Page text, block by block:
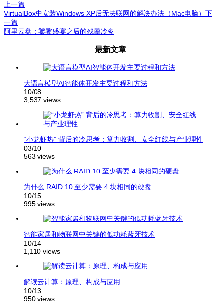
上一篇
VirtualBox中安装Windows XP后无法联网的解决办法（Mac电脑） 下
一篇
阿里云盘：饕餮盛宴之后的残羹冷炙
最新文章
大语言模型AI智能体开发主要过程和方法
10/08
3,537 views
“小龙虾热” 背后的冷思考：算力收割、安全红线与产业理性
03/10
563 views
为什么 RAID 10 至少需要 4 块相同的硬盘
10/15
995 views
智能家居和物联网中关键的低功耗蓝牙技术
10/14
1,110 views
解读云计算：原理、构成与应用
10/13
950 views